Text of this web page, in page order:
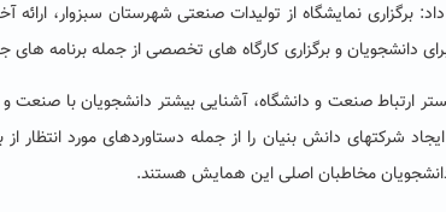
داد: برگزاری نمایشگاه از تولیدات صنعتی شهرستان سبزوار،
دانشجویان و برگزاری کارگاه های تخصصی از جمله برنامه
ارتباط صنعت و دانشگاه، آشنایی بیشتر دانشجویان با صنعت
ایجاد شرکتهای دانش بنیان را از جمله دستاوردهای مورد انتظار
مخاطبان اصلی این همایش هستند.